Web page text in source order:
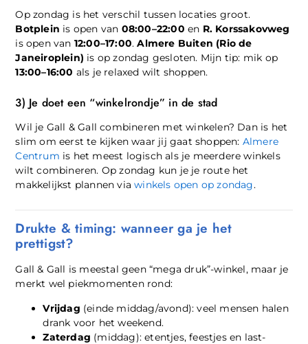
Op zondag is het verschil tussen locaties groot.
Botplein is open van 08:00–22:00 en R. Korssakovweg
is open van 12:00–17:00.Almere Buiten (Rio de
Janeiroplein) is op zondag gesloten. Mijn tip: mik op
13:00–16:00 als je relaxed wilt shoppen.
3) Je doet een “winkelrondje” in de stad
Wil je Gall & Gall combineren met winkelen? Dan is het
slim om eerst te kijken waar jij gaat shoppen: Almere
Centrum is het meest logisch als je meerdere winkels
wilt combineren. Op zondag kun je je route het
makkelijkst plannen viawinkels open op zondag.
Drukte & timing: wanneer ga je het
prettigst?
Gall & Gall is meestal geen “mega druk”-winkel, maar je
merkt wel piekmomenten rond:
Vrijdag (einde middag/avond): veel mensen halen
drank voor het weekend.
Zaterdag (middag): etentjes, feestjes en last-